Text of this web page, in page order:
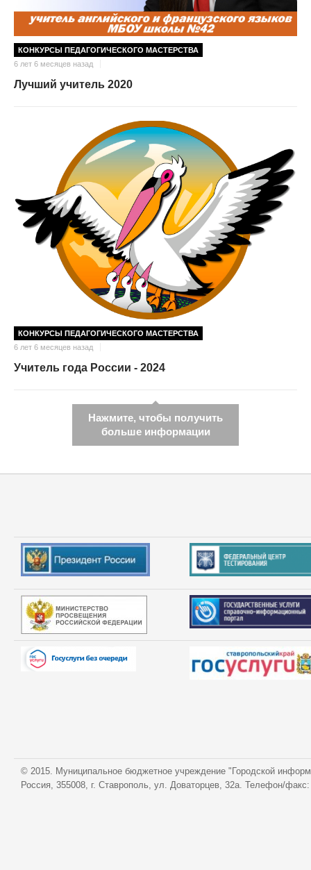
КОНКУРСЫ ПЕДАГОГИЧЕСКОГО МАСТЕРСТВА
6 лет 6 месяцев назад
Лучший учитель 2020
КОНКУРСЫ ПЕДАГОГИЧЕСКОГО МАСТЕРСТВА
6 лет 6 месяцев назад
Учитель года России - 2024
Нажмите, чтобы получить
больше информации
© 2015. Муниципальное бюджетное учреждение "Городской
Россия, 355008, г. Ставрополь, ул. Доваторцев, 32а. Телефон/